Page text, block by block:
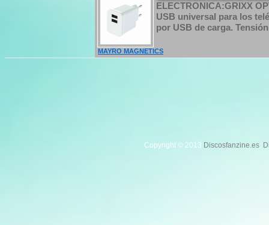
ELECTRONICA:GRIXX
USB universal para los
por USB de carga.
MAYRO MAGNETICS
Copyright © 2013 Discosfanzine.es.